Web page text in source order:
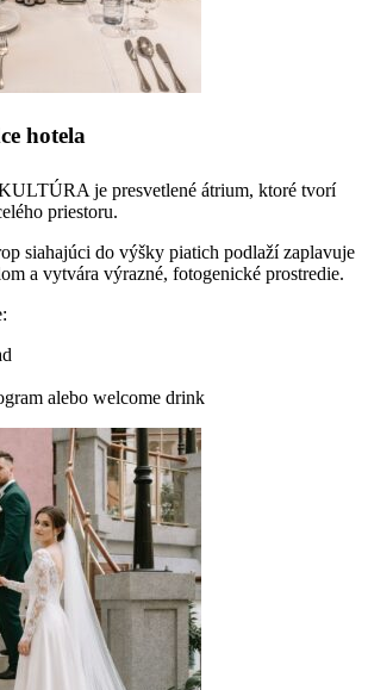
hotela
je presvetlené átrium, ktoré tvorí
priestoru.
siahajúci do výšky piatich podlaží zaplavuje
a vytvára výrazné, fotogenické prostredie.
alebo welcome drink